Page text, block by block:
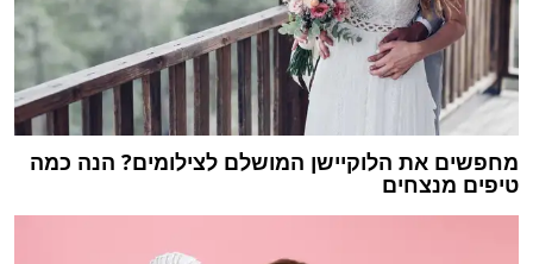
מחפשים את הלוקיישן המושלם לצילומים? הנה כמה
טיפים מנצחים